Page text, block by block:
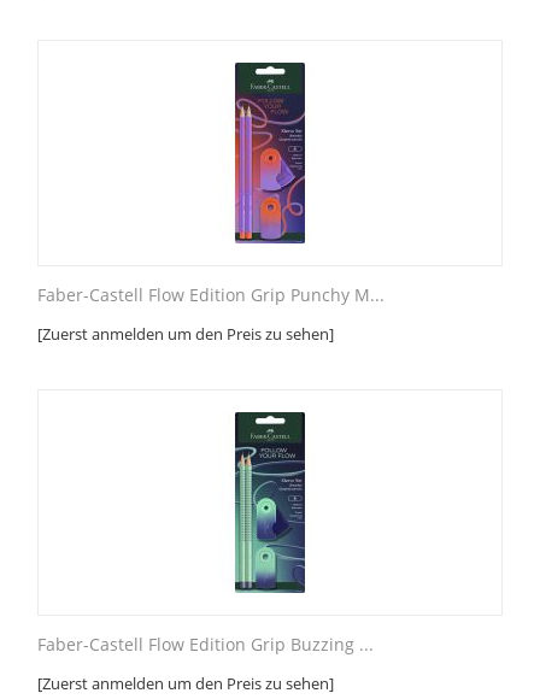
Faber-Castell Flow Edition Grip Punchy M...
[Zuerst anmelden um den Preis zu sehen]
Faber-Castell Flow Edition Grip Buzzing ...
[Zuerst anmelden um den Preis zu sehen]